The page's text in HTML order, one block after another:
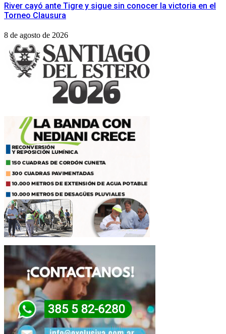
River cayó ante Tigre y sigue sin conocer la victoria en el
Torneo Clausura
8 de agosto de 2026